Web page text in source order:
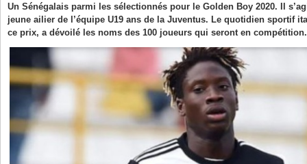
Un Sénégalais parmi les sélectionnés pour le Golden Boy 2020. Il
jeune ailier de l’équipe U19 ans de la Juventus. Le quotidien sportif
ce prix, a dévoilé les noms des 100 joueurs qui seront en compétition.